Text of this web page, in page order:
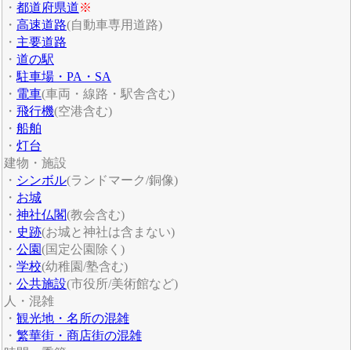
・ 都道府県道※
・ 高速道路(自動車専用道路)
・ 主要道路
・ 道の駅
・駐車場・PA・SA
・ 電車(車両・線路・駅舎含む)
・ 飛行機(空港含む)
・ 船舶
・ 灯台
建物・施設
・ シンボル(ランドマーク/銅像)
・ お城
・ 神社仏閣(教会含む)
・ 史跡(お城と神社は含まない)
・ 公園(国定公園除く)
・ 学校(幼稚園/塾含む)
・ 公共施設(市役所/美術館など)
人・混雑
・ 観光地・名所の混雑
・ 繁華街・商店街の混雑